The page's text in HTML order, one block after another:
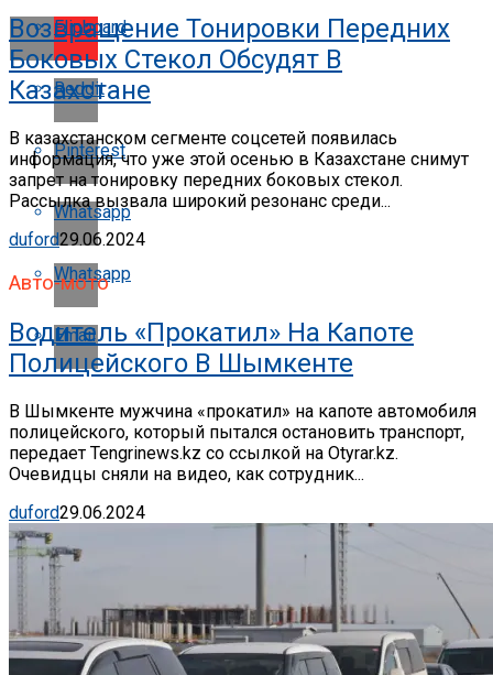
Flipboard
Reddit
Pinterest
Whatsapp
Whatsapp
Email
Возвращение Тонировки Передних
Боковых Стекол Обсудят В
Казахстане
В казахстанском сегменте соцсетей появилась
информация, что уже этой осенью в Казахстане снимут
запрет на тонировку передних боковых стекол.
Рассылка вызвала широкий резонанс среди...
duford29.06.2024
Авто-мото
Водитель «прокатил» На Капоте
Полицейского В Шымкенте
В Шымкенте мужчина «прокатил» на капоте автомобиля
полицейского, который пытался остановить транспорт,
передает Tengrinews.kz со ссылкой на Otyrar.kz.
Очевидцы сняли на видео, как сотрудник...
duford29.06.2024